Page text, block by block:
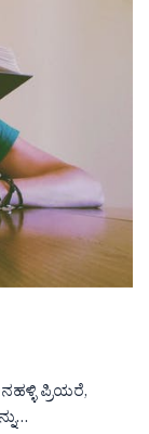
ಪ್ರಿಯರೆ,